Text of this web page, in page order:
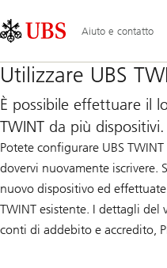
Links
Area
Aiuto e contatto
Utilizzare UBS
È possibile effettuare il
TWINT da più dispositivi.
Potete configurare UBS
dovervi nuovamente iscrivere.
nuovo dispositivo ed
TWINT esistente. I dettagli
conti di addebito e accredito,